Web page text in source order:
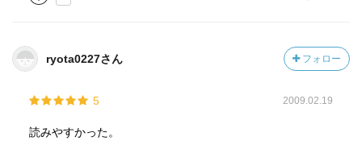
ryota0227さん フォロー
5 2009.02.19
読みやすかった。